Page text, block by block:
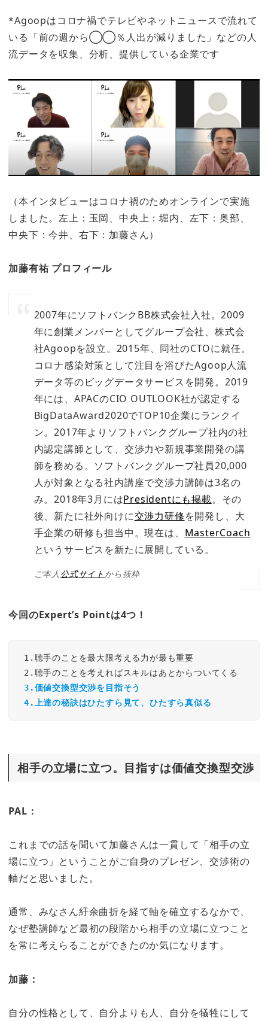
*Agoopはコロナ禍でテレビやネットニュースで流れて
いる「前の週から◯◯％人出が減りました」などの人
流データを収集、分析、提供している企業です
（本インタビューはコロナ禍のためオンラインで実施
しました。左上：玉岡、中央上：堀内、左下：奥部、
中央下：今井、右下：加藤さん）
加藤有祐 プロフィール
2007年にソフトバンクBB株式会社入社。2009
年に創業メンバーとしてグループ会社、株式会
社Agoopを設立。2015年、同社のCTOに就任。
コロナ感染対策として注目を浴びたAgoop人流
データ等のビッグデータサービスを開発。2019
年には、APACのCIO OUTLOOK社が認定する
BigDataAward2020でTOP10企業にランクイ
ン。2017年よりソフトバンクグループ社内の社
内認定講師として、交渉力や新規事業開発の講
師を務める。ソフトバンクグループ社員20,000
人が対象となる社内講座で交渉力講師は3名の
み。2018年3月にはPresidentにも掲載。その
後、新たに社外向けに交渉力研修を開発し、大
手企業の研修も担当中。現在は、 MasterCoach
というサービスを新たに展開している。
ご本人 公式サイト から抜粋
今回のExpert’s Pointは4つ！
3.価値交換型交渉を目指そう
4.上達の秘訣はひたすら見て、ひたすら真似る
相手の立場に立つ。目指すは価値交換型交渉
PAL：
これまでの話を聞いて加藤さんは一貫して「相手の立
場に立つ」ということがご自身のプレゼン、交渉術の
軸だと思いました。
通常、みなさん紆余曲折を経て軸を確立するなかで、
なぜ塾講師など最初の段階から相手の立場に立つこと
を常に考えらることができたのか気になります。
加藤：
自分の性格として、自分よりも人、自分を犠牲にして